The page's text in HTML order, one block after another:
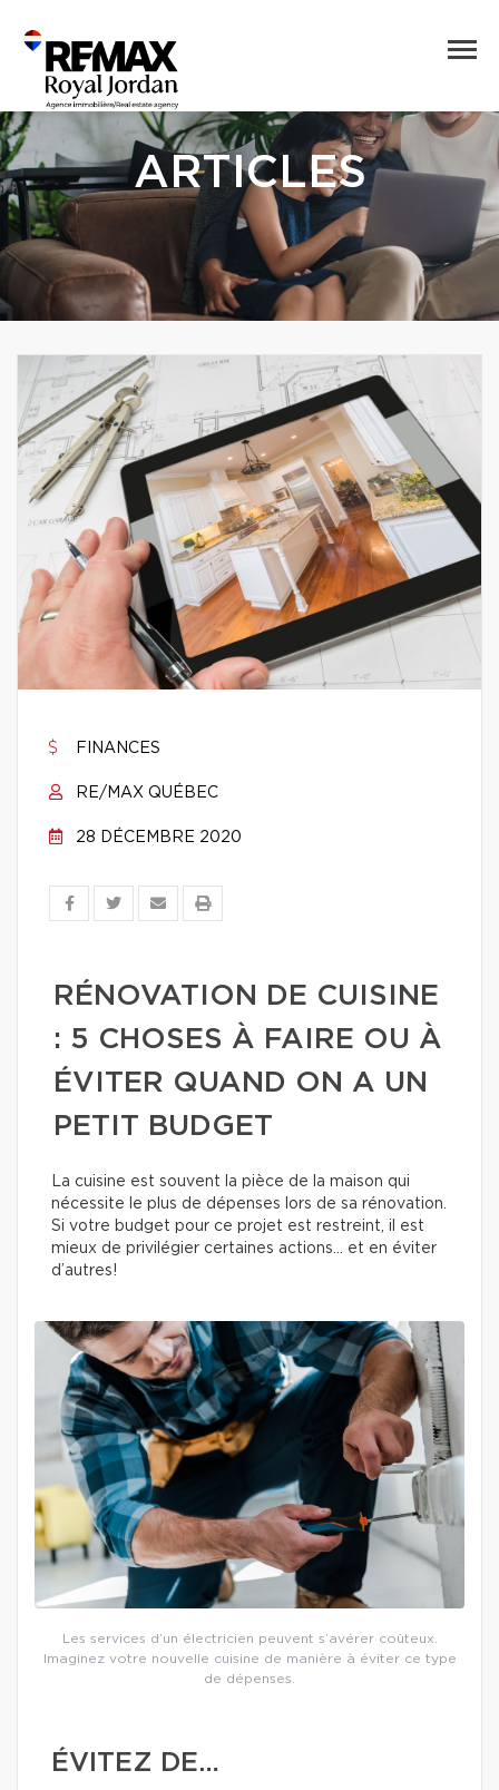
ARTICLES
FINANCES
RE/MAX QUÉBEC
28 DÉCEMBRE 2020
RÉNOVATION DE CUISINE
: 5 CHOSES À FAIRE OU À
ÉVITER QUAND ON A UN
PETIT BUDGET
La cuisine est souvent la pièce de la maison qui
nécessite le plus de dépenses lors de sa rénovation.
Si votre budget pour ce projet est restreint, il est
mieux de privilégier certaines actions… et en éviter
d’autres!
Les services d’un électricien peuvent s’avérer coûteux.
Imaginez votre nouvelle cuisine de manière à éviter ce type
de dépenses.
ÉVITEZ DE…